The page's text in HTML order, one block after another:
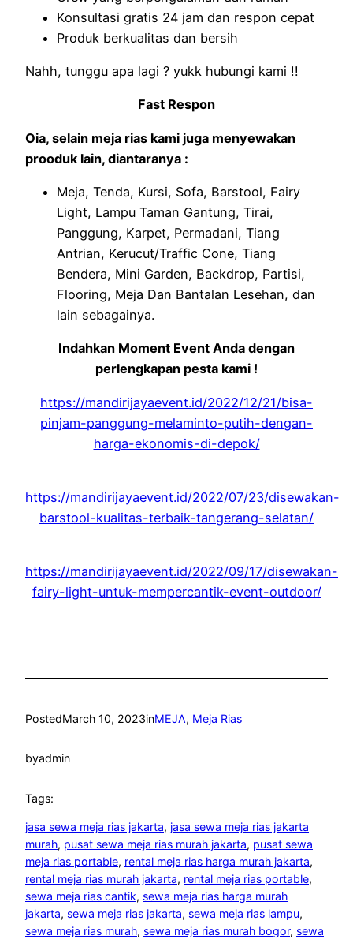
Konsultasi gratis 24 jam dan respon cepat
Produk berkualitas dan bersih
Nahh, tunggu apa lagi ? yukk hubungi kami !!
Fast Respon
Oia, selain meja rias kami juga menyewakan
prooduk lain, diantaranya :
Meja, Tenda, Kursi, Sofa, Barstool, Fairy
Light, Lampu Taman Gantung, Tirai,
Panggung, Karpet, Permadani, Tiang
Antrian, Kerucut/Traffic Cone, Tiang
Bendera, Mini Garden, Backdrop, Partisi,
Flooring, Meja Dan Bantalan Lesehan, dan
lain sebagainya.
Indahkan Moment Event Anda dengan
perlengkapan pesta kami !
https://mandirijayaevent.id/2022/12/21/bisa-
pinjam-panggung-melaminto-putih-dengan-
harga-ekonomis-di-depok/
https://mandirijayaevent.id/2022/07/23/disewakan-
barstool-kualitas-terbaik-tangerang-selatan/
https://mandirijayaevent.id/2022/09/17/disewakan-
fairy-light-untuk-mempercantik-event-outdoor/
PostedMarch 10, 2023inMEJA, Meja Rias
byadmin
Tags:
jasa sewa meja rias jakarta, jasa sewa meja rias jakarta
murah, pusat sewa meja rias murah jakarta, pusat sewa
meja rias portable, rental meja rias harga murah jakarta
rental meja rias murah jakarta, rental meja rias portable
sewa meja rias cantik, sewa meja rias harga murah
jakarta, sewa meja rias jakarta, sewa meja rias lampu
sewa meja rias murah, sewa meja rias murah bogor, sewa